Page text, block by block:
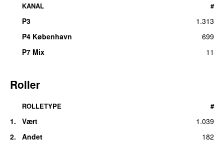
KANAL #
P3
1.313
P4 København
699
P7 Mix
11
Roller
ROLLETYPE #
1. Vært
1.039
2.
Andet
182